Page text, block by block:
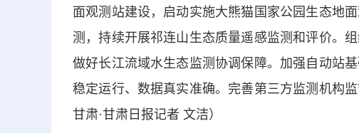
面观测站建设，启动实施大熊猫国家公园生态地
测，持续开展祁连山生态质量遥感监测和评价。
做好长江流域水生态监测协调保障。加强自动站
稳定运行、数据真实准确。完善第三方监测机构
甘肃·甘肃日报记者 文洁）